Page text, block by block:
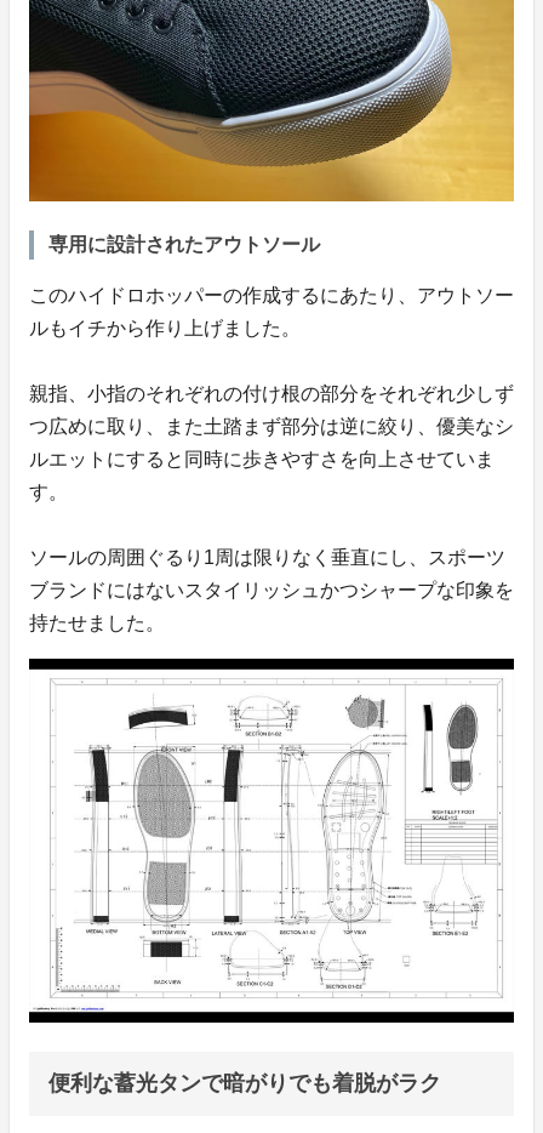
専用に設計されたアウトソール
このハイドロホッパーの作成するにあたり、アウトソー
ルもイチから作り上げました。
親指、小指のそれぞれの付け根の部分をそれぞれ少しず
つ広めに取り、また土踏まず部分は逆に絞り、優美なシ
ルエットにすると同時に歩きやすさを向上させていま
す。
ソールの周囲ぐるり1周は限りなく垂直にし、スポーツ
ブランドにはないスタイリッシュかつシャープな印象を
持たせました。
便利な蓄光タンで暗がりでも着脱がラク